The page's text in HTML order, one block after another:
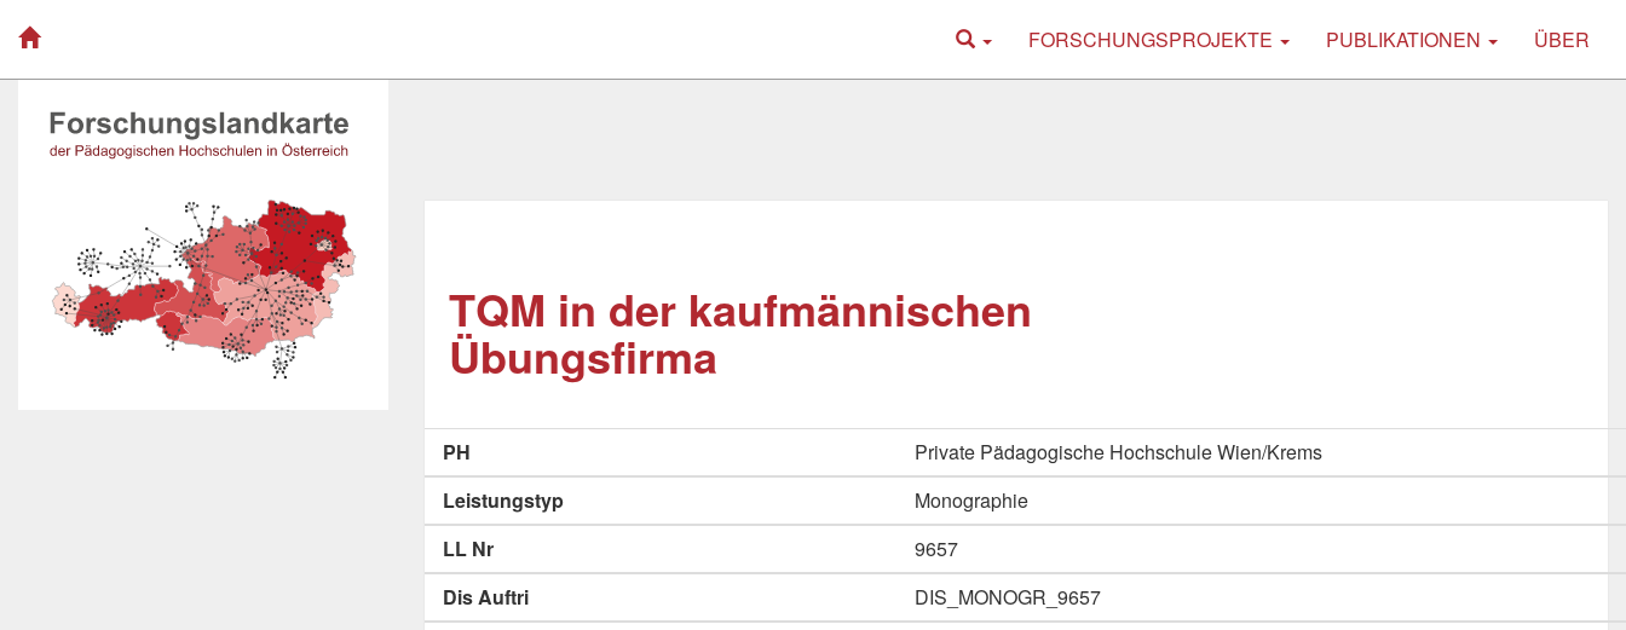
FORSCHUNGSPROJEKTE PUBLIKATIONEN ÜBER
TQM in der kaufmännischen
Übungsfirma
PH
Private Pädagogische Hochschule Wien/Krems
Leistungstyp
Monographie
LL Nr
9657
Dis Auftri
DIS_MONOGR_9657